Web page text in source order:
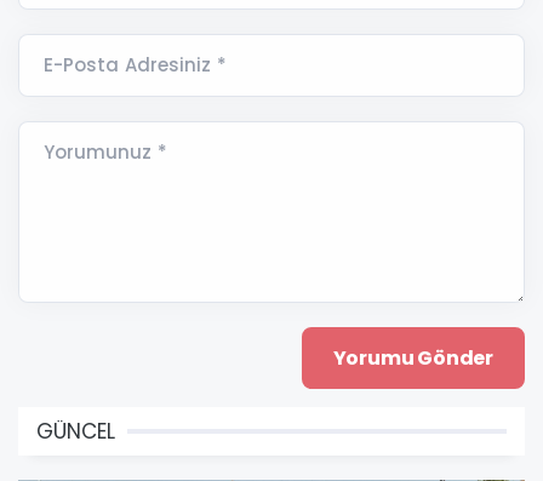
E-Posta Adresiniz *
Yorumunuz *
GÜNCEL